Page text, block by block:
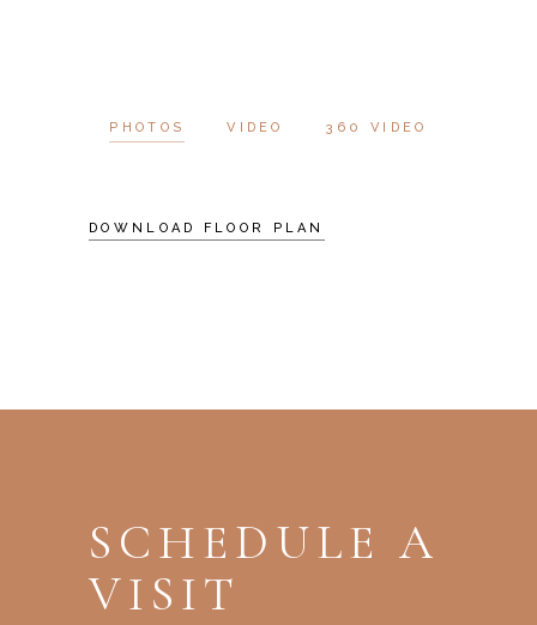
PHOTOS VIDEO 360 VIDEO
DOWNLOAD FLOOR PLAN
SCHEDULE A
VISIT